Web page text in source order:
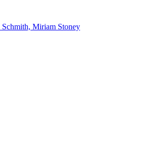
Miriam Stoney